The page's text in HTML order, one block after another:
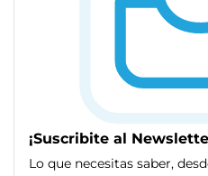
¡Suscribite al
Lo que necesitas saber,